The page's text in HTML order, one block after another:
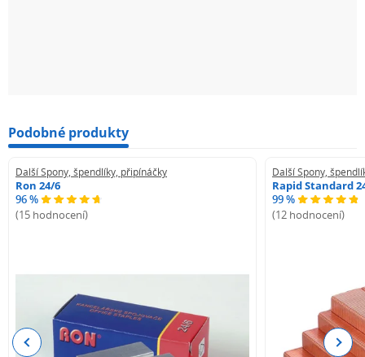
Podobné produkty
Další Spony, špendlíky, připínáčky
Ron 24/6
96 %
(15 hodnocení)
Další Spony,
Rapid Standard
99 %
(12 hodnocení)
Previous Next